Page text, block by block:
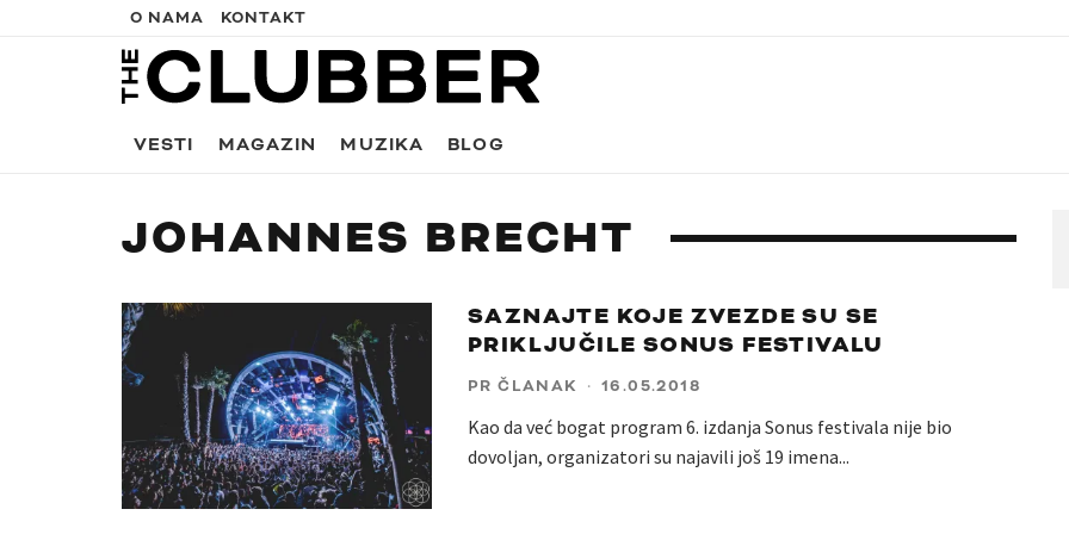
O NAMA KONTAKT
VESTI MAGAZIN MUZIKA BLOG
JOHANNES BRECHT
SAZNAJTE KOJE ZVEZDE SU SE
PRIKLJUČILE SONUS FESTIVALU
PR ČLANAK · 16.05.2018
Kao da već bogat program 6. izdanja Sonus festivala nije bio
dovoljan, organizatori su najavili još 19 imena...